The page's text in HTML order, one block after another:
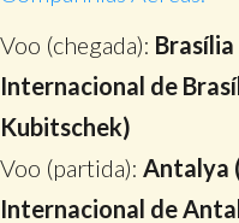
Voo (chegada):
Internacional de
Kubitschek)
Voo (partida): Antalya
Internacional de